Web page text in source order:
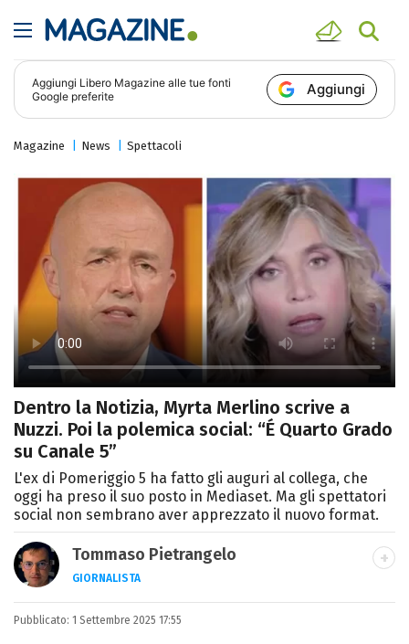
Aggiungi Libero Magazine alle tue fonti
Google preferite
Aggiungi
Magazine News Spettacoli
Dentro la Notizia, Myrta Merlino scrive a
Nuzzi. Poi la polemica social: “É Quarto Grado
su Canale 5”
L'ex di Pomeriggio 5 ha fatto gli auguri al collega, che
oggi ha preso il suo posto in Mediaset. Ma gli spettatori
social non sembrano aver apprezzato il nuovo format.
Tommaso Pietrangelo
GIORNALISTA
Autore, giornalista, cantautore. Laureato in
Pubblicato: 1 Settembre 2025 17:55